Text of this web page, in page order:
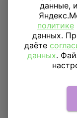
Готовое
данные,
политике
данных.
даёте
данных.